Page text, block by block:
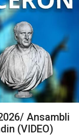
Ansambli
(VIDEO)